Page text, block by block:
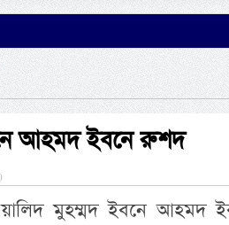
আহমদ ইবনে রুশদ
মুহম্মদ ইবনে আহমদ